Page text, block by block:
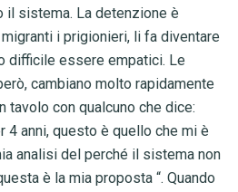
sistema. La detenzione è
i prigionieri, li fa diventare
difficile essere empatici. Le
cambiano molto rapidamente
tavolo con qualcuno che dice:
4 anni, questo è quello che mi è
analisi del perché il sistema non
è la mia proposta “. Quando